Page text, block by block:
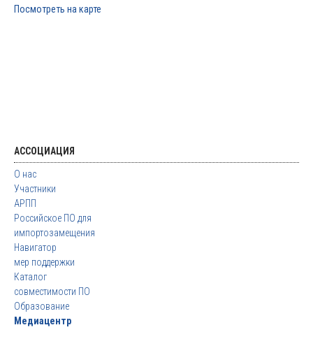
Посмотреть на карте
АССОЦИАЦИЯ
О нас
Участники
АРПП
Российское ПО для
импортозамещения
Навигатор
мер поддержки
Каталог
совместимости ПО
Образование
Медиацентр